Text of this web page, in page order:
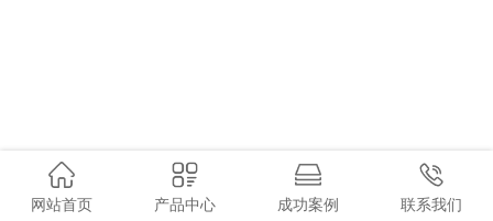
网站首页 产品中心 成功案例 联系我们